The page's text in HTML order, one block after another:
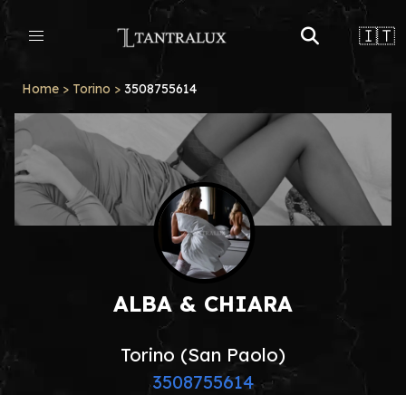
🇮🇹
Home > Torino > 3508755614
ALBA & CHIARA
Torino (San Paolo)
3508755614